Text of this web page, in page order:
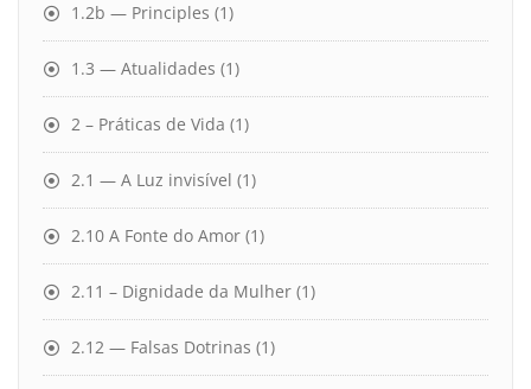
1.2b — Principles (1)
1.3 — Atualidades (1)
2 – Práticas de Vida (1)
2.1 — A Luz invisível (1)
2.10 A Fonte do Amor (1)
2.11 – Dignidade da Mulher (1)
2.12 — Falsas Dotrinas (1)